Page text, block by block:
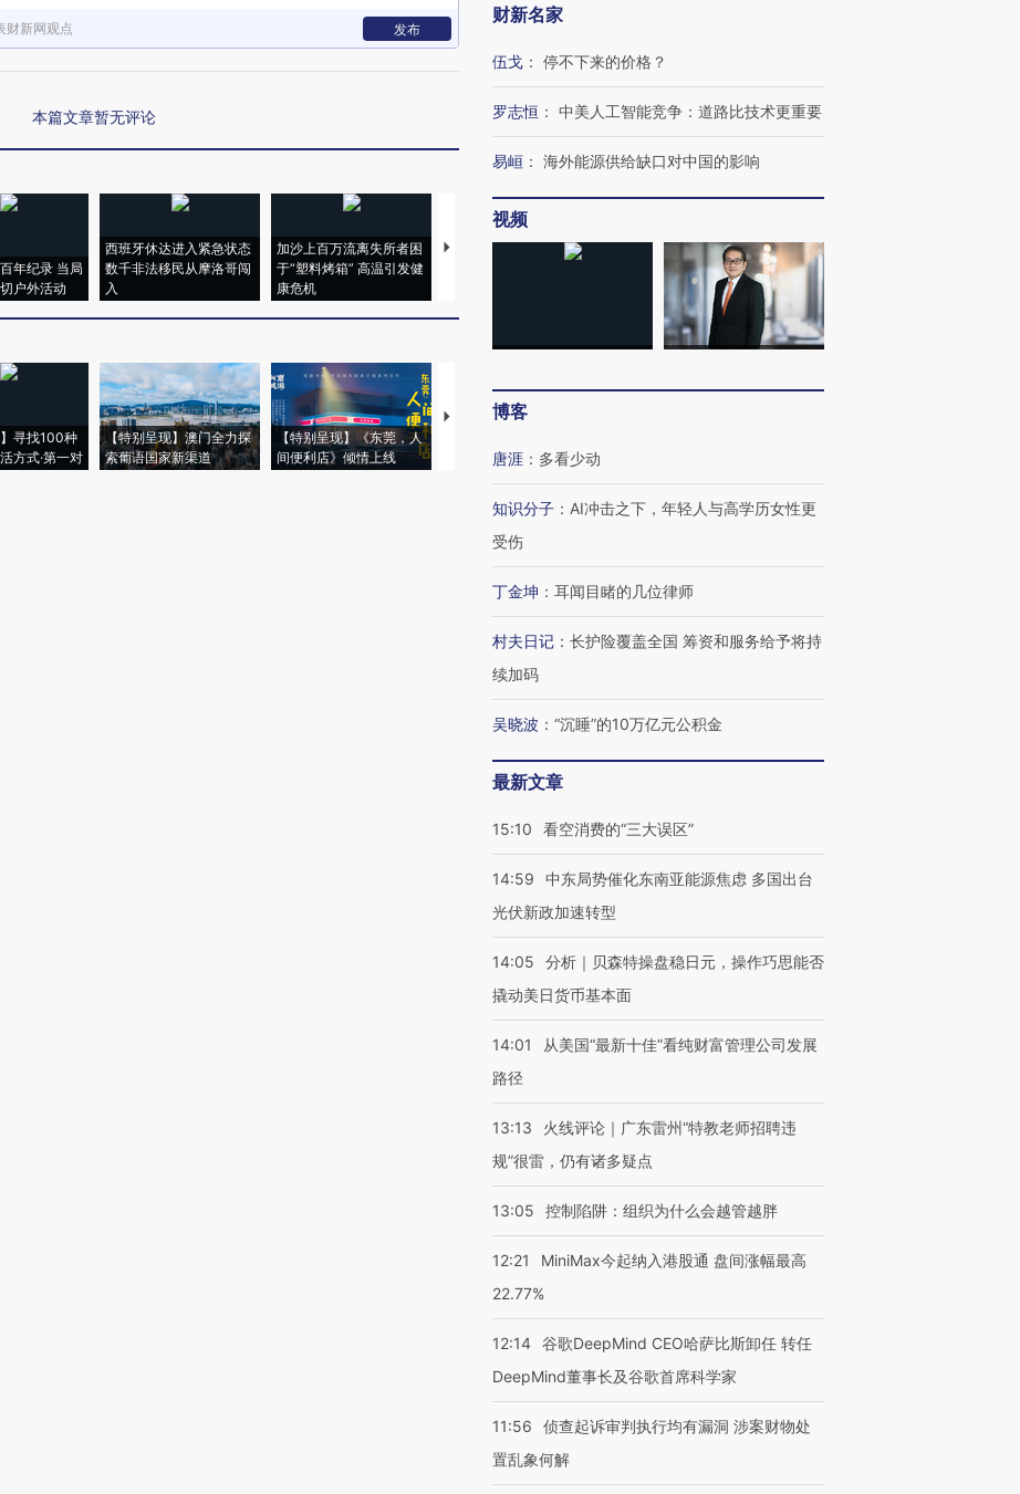
财新网观点 发布
本篇文章暂无评论
年纪录 当局
户外活动
西班牙休达进入紧急状态
数千非法移民从摩洛哥闯
入
加沙上百万流离失所者困
于“塑料烤箱” 高温引发健
康危机
马航飞行员跨国走私7万
视线｜HYROX的吸金
术：是什么让中产们甘
心“花钱找虐”？
泽连斯基密集出访美英 索
】寻找100种
方式·第一对
【特别呈现】澳门全力探
索葡语国家新渠道
【特别呈现】《东莞，人
间便利店》倾情上线
【推广】走进第四届链博
财新名家
伍戈 ： 停不下来的价格？
罗志恒 ： 中美人工智能竞争：道路比技术更重要
易峘 ： 海外能源供给缺口对中国的影响
视频
博客
唐涯 ： 多看少动
知识分子 ： AI冲击之下，年轻人与高学历女性更
受伤
丁金坤 ： 耳闻目睹的几位律师
村夫日记 ： 长护险覆盖全国 筹资和服务给予将持
续加码
吴晓波 ： “沉睡”的10万亿元公积金
最新文章
15:10 看空消费的“三大误区”
14:59
中东局势催化东南亚能源焦虑 多国出台
光伏新政加速转型
14:05
分析｜贝森特操盘稳日元，操作巧思能否
撬动美日货币基本面
14:01
从美国“最新十佳”看纯财富管理公司发展
路径
13:13
火线评论｜广东雷州“特教老师招聘违
规”很雷，仍有诸多疑点
13:05 控制陷阱：组织为什么会越管越胖
12:21
MiniMax今起纳入港股通 盘间涨幅最高
22.77%
12:14 谷歌DeepMind CEO哈萨比斯卸任 转任
DeepMind董事长及谷歌首席科学家
11:56
侦查起诉审判执行均有漏洞 涉案财物处
置乱象何解